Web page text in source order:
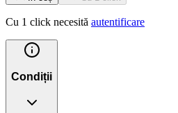
Cu 1 click necesită autentificare
Condiții